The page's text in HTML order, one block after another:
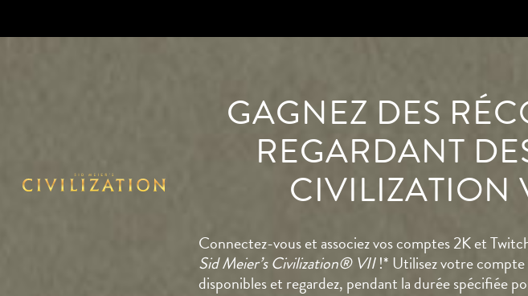
GAGNEZ DES
REGARDANT
CIVILIZATION
Connectez-vous et associez vos comptes 2K et
Sid Meier’s Civilization® VII!* Utilisez votre compte
disponibles et regardez, pendant la durée spécifiée